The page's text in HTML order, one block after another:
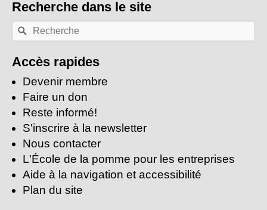
Recherche dans le site
Recherche
par
clés:
Rechercher
Accès rapides
Devenir membre
Faire un don
Reste informé!
S'inscrire à la newsletter
Nous contacter
L'École de la pomme pour les entreprises
Aide à la navigation et accessibilité
Plan du site